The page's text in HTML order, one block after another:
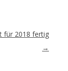
für 2018 fertig
→